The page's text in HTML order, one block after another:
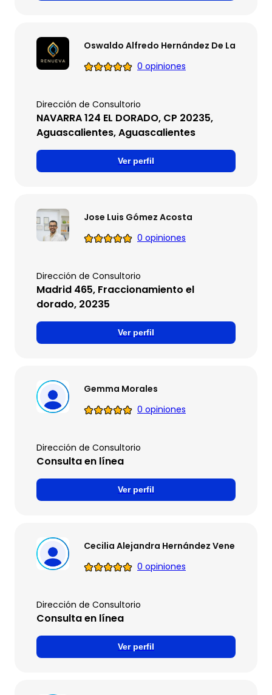
Oswaldo Alfredo Hernández De La Rosa
0 opiniones
Dirección de Consultorio
NAVARRA 124 EL DORADO, CP 20235,
Aguascalientes, Aguascalientes
Ver perfil
Jose Luis Gómez Acosta
0 opiniones
Dirección de Consultorio
Madrid 465, Fraccionamiento el
dorado, 20235
Ver perfil
Gemma Morales
0 opiniones
Dirección de Consultorio
Consulta en línea
Ver perfil
Cecilia Alejandra Hernández Venegas
0 opiniones
Dirección de Consultorio
Consulta en línea
Ver perfil